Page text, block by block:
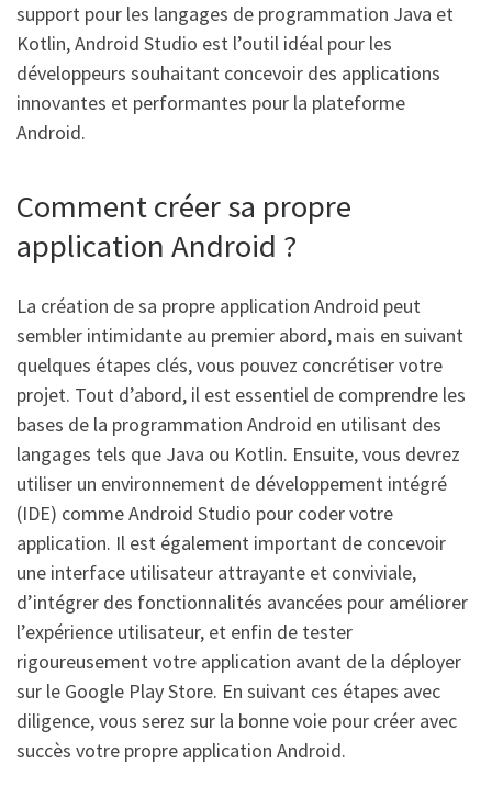
support pour les langages de programmation Java et
Kotlin, Android Studio est l’outil idéal pour les
développeurs souhaitant concevoir des applications
innovantes et performantes pour la plateforme
Android.
Comment créer sa propre
application Android ?
La création de sa propre application Android peut
sembler intimidante au premier abord, mais en suivant
quelques étapes clés, vous pouvez concrétiser votre
projet. Tout d’abord, il est essentiel de comprendre les
bases de la programmation Android en utilisant des
langages tels que Java ou Kotlin. Ensuite, vous devrez
utiliser un environnement de développement intégré
(IDE) comme Android Studio pour coder votre
application. Il est également important de concevoir
une interface utilisateur attrayante et conviviale,
d’intégrer des fonctionnalités avancées pour améliorer
l’expérience utilisateur, et enfin de tester
rigoureusement votre application avant de la déployer
sur le Google Play Store. En suivant ces étapes avec
diligence, vous serez sur la bonne voie pour créer avec
succès votre propre application Android.